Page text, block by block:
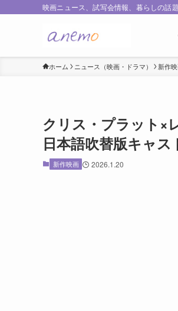
映画ニュース、試写会情報、暮らしの話
ホーム ニュース（映画・ドラマ） 新作
クリス・プラット×
日本語吹替版キャ
新作映画 2026.1.20